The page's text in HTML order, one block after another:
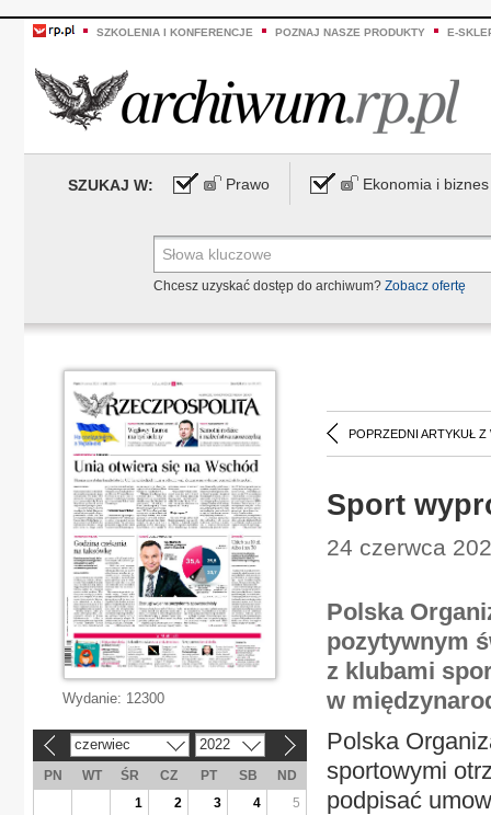
SZKOLENIA I KONFERENCJE POZNAJ NASZE PRODUKTY E-
SZUKAJ W: Prawo Ekonomia i biznes
Chcesz uzyskać dostęp do archiwum? Zobacz ofertę
POPRZEDNI ARTYKUŁ Z
Sport
24 czerwca
Polska
pozytywnym
z klubami
w
Polska
sportowymi
podpisać
Wydanie: 12300
czerwiec 2022
PN WT ŚR CZ PT SB
ND
1
2 3 4
5